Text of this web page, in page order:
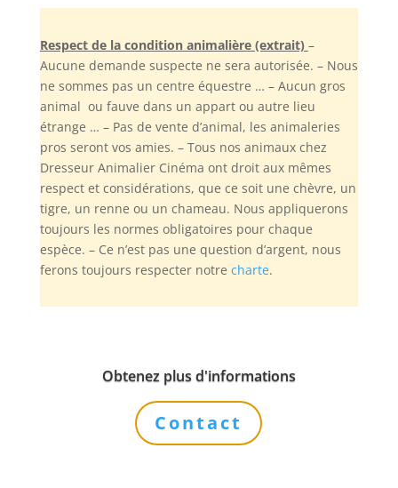
Respect de la condition animalière (extrait) –
Aucune demande suspecte ne sera autorisée. – Nous
ne sommes pas un centre équestre … – Aucun gros
animal ou fauve dans un appart ou autre lieu
étrange … – Pas de vente d’animal, les animaleries
pros seront vos amies. – Tous nos animaux chez
Dresseur Animalier Cinéma ont droit aux mêmes
respect et considérations, que ce soit une chèvre, un
tigre, un renne ou un chameau. Nous appliquerons
toujours les normes obligatoires pour chaque
espèce. – Ce n’est pas une question d’argent, nous
ferons toujours respecter notre charte.
Obtenez plus d'informations
Contact